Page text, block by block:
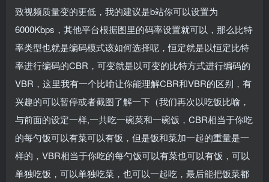
致视频质量变的更低，我的建议是b站你可以设置为
6000Kbps，其他平台根据图里的码率设置就可以，那么比特
率类型也就是编码模式该如何选择呢，恒定就是以恒定比特
率进行编码的CBR，可变就是以可变的比特方式进行编码的
VBR，这里我有一个比喻让你能理解CBR和VBR的区别，有
兴趣的可以暂停或者截图了解一下（我们再次以吃饭比喻，
与前面的设定一样,一共吃一碗菜和一碗饭，CBR相当于你吃
的每勺饭可以有菜可以有饭，但是饭和菜加一起的重量是一
样的，VBR相当于你吃的每勺饭可以有菜也可以有饭，可以
单独吃饭，可以单独吃菜，也可以一起吃，最后能把饭菜都